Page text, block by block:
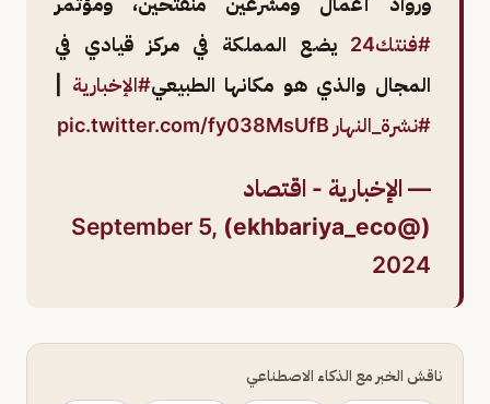
#فنتك24
يضع المملكة في مركز قيادي في
المجال والذي هو مكانها الطبيعي#الإخبارية
#نشرة_النهار pic.twitter.com/fy038MsUfB
— الإخبارية - اقتصاد
(@ekhbariya_eco)
September 5,
2024
ناقش الخبر مع الذكاء الاصطناعي